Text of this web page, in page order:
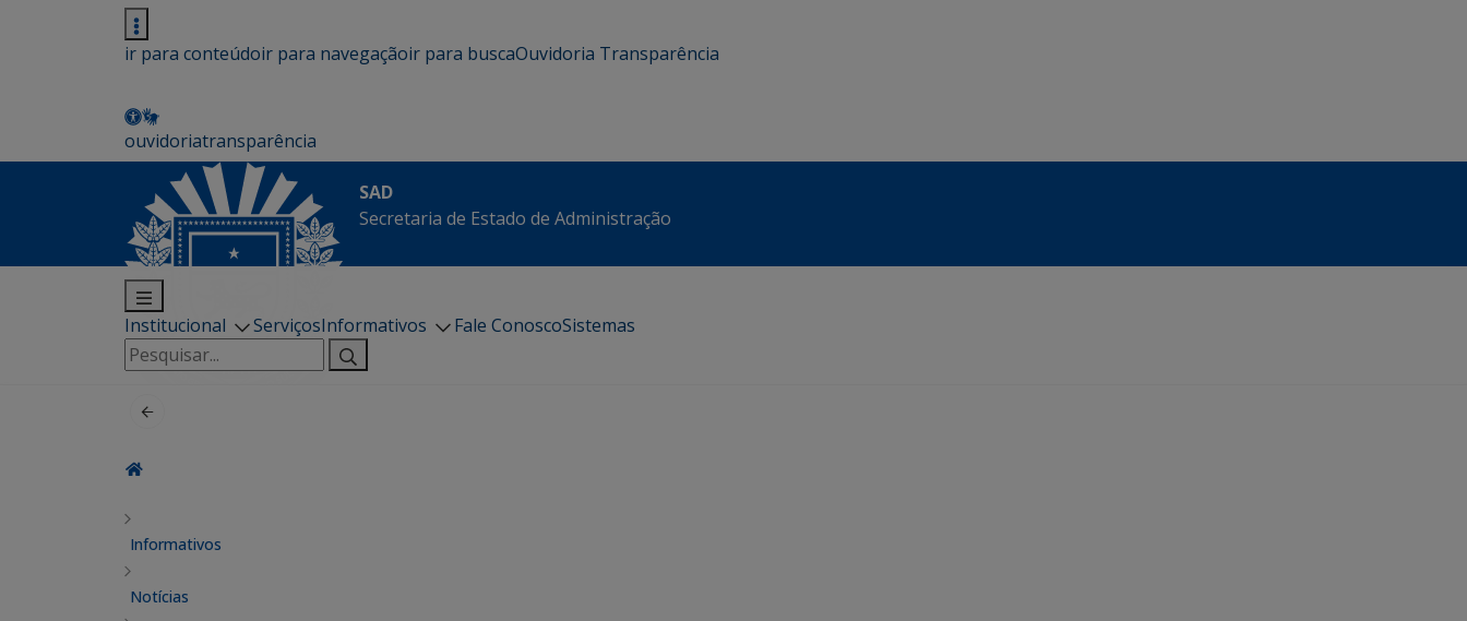
ir para conteúdoir para navegaçãoir para buscaOuvidoria Transparência
ouvidoriatransparência
SAD
Secretaria de Estado de Administração
Institucional ServiçosInformativos Fale ConoscoSistemas
Pesquisar
por:
Informativos
Notícias